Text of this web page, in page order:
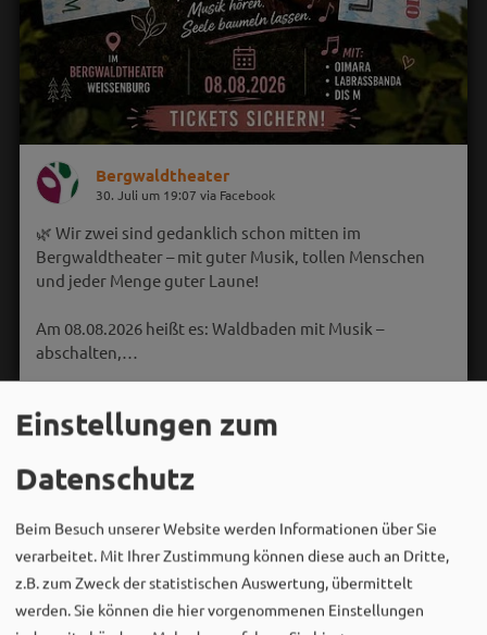
Bergwaldtheater
30. Juli um 19:07 via Facebook
🌿 Wir zwei sind gedanklich schon mitten im
Bergwaldtheater – mit guter Musik, tollen Menschen
und jeder Menge guter Laune!
Am 08.08.2026 heißt es: Waldbaden mit Musik –
abschalten,…
Einstellungen zum
Datenschutz
Beim Besuch unserer Website werden Informationen über Sie
verarbeitet. Mit Ihrer Zustimmung können diese auch an Dritte,
z.B. zum Zweck der statistischen Auswertung, übermittelt
werden. Sie können die hier vorgenommenen Einstellungen